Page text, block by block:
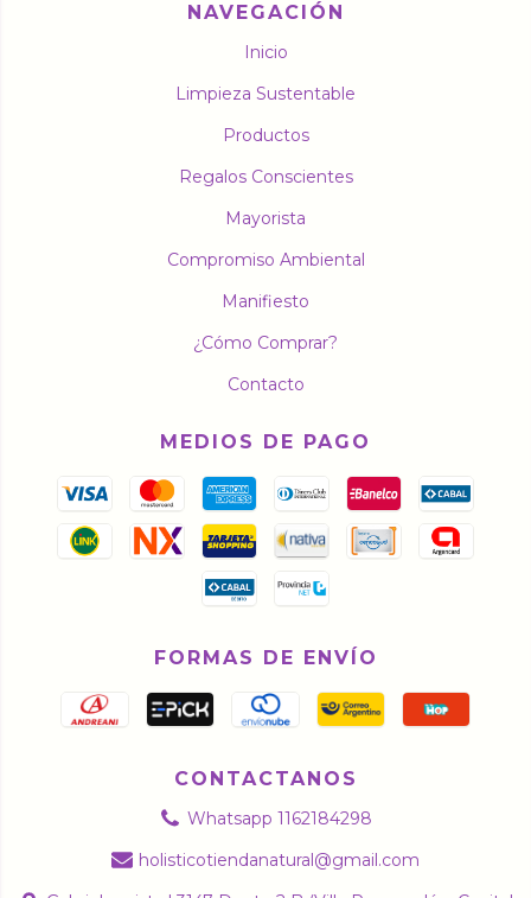
NAVEGACIÓN
Inicio
Limpieza Sustentable
Productos
Regalos Conscientes
Mayorista
Compromiso Ambiental
Manifiesto
¿Cómo Comprar?
Contacto
MEDIOS DE PAGO
FORMAS DE ENVÍO
CONTACTANOS
Whatsapp 1162184298
holisticotiendanatural@gmail.com